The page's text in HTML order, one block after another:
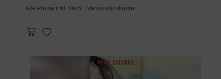
Alle Preise inkl. MwSt | Versandkostenfrei